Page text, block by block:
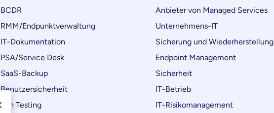
BCDR
RMM/Endpunktverwaltung
IT-Dokumentation
PSA/Service Desk
SaaS-Backup
Benutzersicherheit
Pen Testing
Anbieter von Managed Services
Unternehmens-IT
Sicherung und Wiederherstellung
Endpoint Management
Sicherheit
IT-Betrieb
IT-Risikomanagement